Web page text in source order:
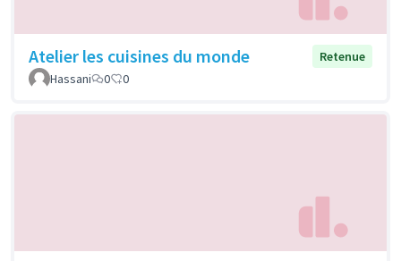
Atelier les cuisines du monde
Retenue
Hassani
0 0